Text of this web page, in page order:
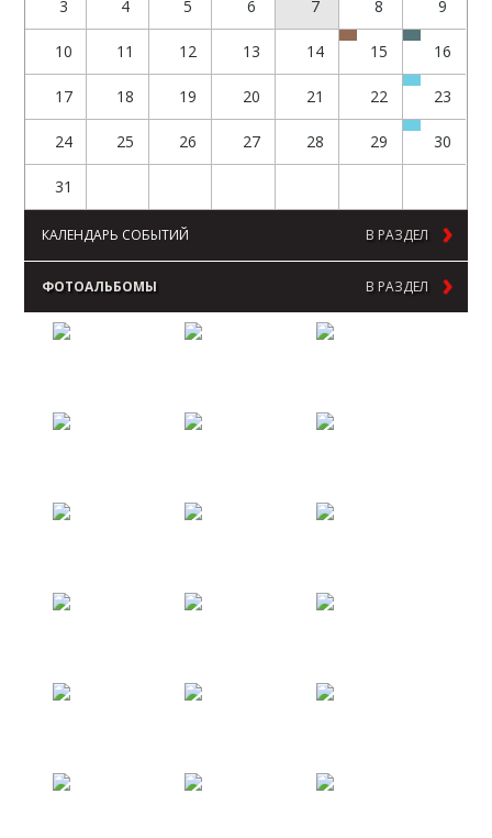
3 4 5 6 7 8 9
10 11 12 13 14 15 16
17 18 19 20 21 22 23
24 25 26 27 28 29 30
31
КАЛЕНДАРЬ СОБЫТИЙ В РАЗДЕЛ
ФОТОАЛЬБОМЫ В РАЗДЕЛ